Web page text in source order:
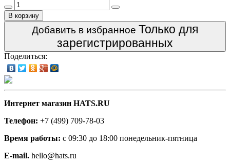
В корзину
Добавить в избранное Только для
зарегистрированных
Поделиться:
Интернет магазин HATS.RU
Телефон: +7 (499) 709-78-03
Время работы: с 09:30 до 18:00 понедельник-пятница
E-mail. hello@hats.ru